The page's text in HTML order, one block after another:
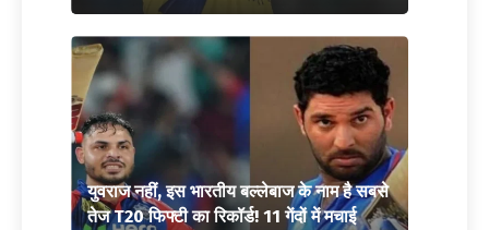
युवराज नहीं, इस भारतीय बल्लेबाज के नाम है सबसे
तेज T20 फिफ्टी का रिकॉर्ड! 11 गेंदों में मचाई